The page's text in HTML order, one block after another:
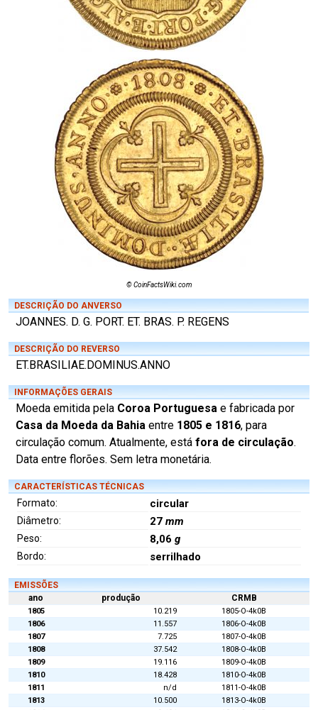
© CoinFactsWiki.com
DESCRIÇÃO DO ANVERSO
JOANNES. D. G. PORT. ET. BRAS. P. REGENS
DESCRIÇÃO DO REVERSO
ET.BRASILIAE.DOMINUS.ANNO
INFORMAÇÕES GERAIS
Moeda emitida pela Coroa Portuguesa e fabricada por
Casa da Moeda da Bahia entre 1805 e 1816, para
circulação comum. Atualmente, está fora de circulação.
Data entre florões. Sem letra monetária.
CARACTERÍSTICAS TÉCNICAS
Formato: circular
Diâmetro: 27 mm
Peso: 8,06 g
Bordo: serrilhado
EMISSÕES
ano
produção CRMB
1805 10.219
1805-O-4k0B
1806
11.557
1806-O-4k0B
1807
7.725
1807-O-4k0B
1808
37.542
1808-O-4k0B
1809
19.116
1809-O-4k0B
1810
18.428
1810-O-4k0B
1811
n/d
1811-O-4k0B
1813
10.500
1813-O-4k0B